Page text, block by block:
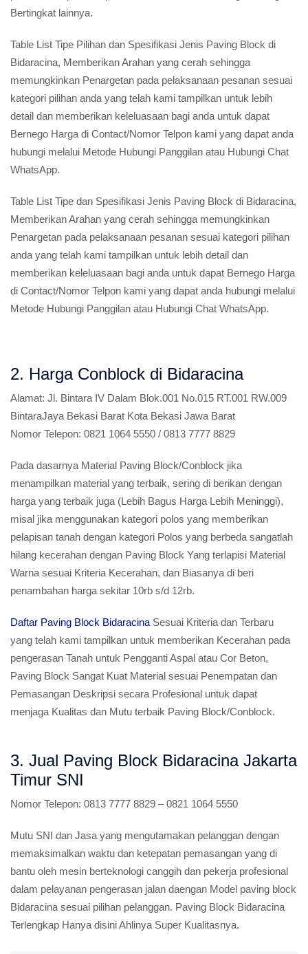
Bertingkat lainnya.
Table List Tipe Pilihan dan Spesifikasi Jenis Paving Block di
Bidaracina, Memberikan Arahan yang cerah sehingga
memungkinkan Penargetan pada pelaksanaan pesanan sesuai
kategori pilihan anda yang telah kami tampilkan untuk lebih
detail dan memberikan keleluasaan bagi anda untuk dapat
Bernego Harga di Contact/Nomor Telpon kami yang dapat anda
hubungi melalui Metode Hubungi Panggilan atau Hubungi Chat
WhatsApp.
Table List Tipe dan Spesifikasi Jenis Paving Block di Bidaracina,
Memberikan Arahan yang cerah sehingga memungkinkan
Penargetan pada pelaksanaan pesanan sesuai kategori pilihan
anda yang telah kami tampilkan untuk lebih detail dan
memberikan keleluasaan bagi anda untuk dapat Bernego Harga
di Contact/Nomor Telpon kami yang dapat anda hubungi melalui
Metode Hubungi Panggilan atau Hubungi Chat WhatsApp.
2. Harga Conblock di Bidaracina
Alamat: Jl. Bintara IV Dalam Blok.001 No.015 RT.001 RW.009
BintaraJaya Bekasi Barat Kota Bekasi Jawa Barat
Nomor Telepon: 0821 1064 5550 / 0813 7777 8829
Pada dasarnya Material Paving Block/Conblock jika
menampilkan material yang terbaik, sering di berikan dengan
harga yang terbaik juga (Lebih Bagus Harga Lebih Meninggi),
misal jika menggunakan kategori polos yang memberikan
pelapisan tanah dengan kategori Polos yang berbeda sangatlah
hilang kecerahan dengan Paving Block Yang terlapisi Material
Warna sesuai Kriteria Kecerahan, dan Biasanya di beri
penambahan harga sekitar 10rb s/d 12rb.
Daftar Paving Block Bidaracina Sesuai Kriteria dan Terbaru
yang telah kami tampilkan untuk memberikan Kecerahan pada
pengerasan Tanah untuk Pengganti Aspal atau Cor Beton,
Paving Block Sangat Kuat Material sesuai Penempatan dan
Pemasangan Deskripsi secara Profesional untuk dapat
menjaga Kualitas dan Mutu terbaik Paving Block/Conblock.
3. Jual Paving Block Bidaracina Jakarta
Timur SNI
Nomor Telepon: 0813 7777 8829 – 0821 1064 5550
Mutu SNI dan Jasa yang mengutamakan pelanggan dengan
memaksimalkan waktu dan ketepatan pemasangan yang di
bantu oleh mesin berteknologi canggih dan pekerja profesional
dalam pelayanan pengerasan jalan daengan Model paving block
Bidaracina sesuai pilihan pelanggan. Paving Block Bidaracina
Terlengkap Hanya disini Ahlinya Super Kualitasnya.